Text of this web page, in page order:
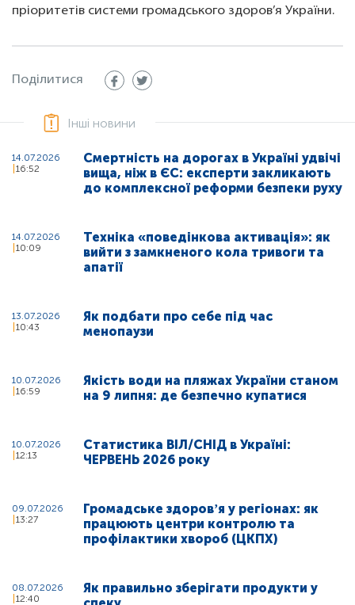
пріоритетів системи громадського здоров’я України.
Поділитися
Інші новини
14.07.2026
16:52
Смертність на дорогах в Україні удвічі
вища, ніж в ЄС: експерти закликають
до комплексної реформи безпеки руху
14.07.2026
10:09
Техніка «поведінкова активація»: як
вийти з замкненого кола тривоги та
апатії
13.07.2026
10:43
Як подбати про себе під час
менопаузи
10.07.2026
16:59
Якість води на пляжах України станом
на 9 липня: де безпечно купатися
10.07.2026
12:13
Статистика ВІЛ/СНІД в Україні:
ЧЕРВЕНЬ 2026 року
09.07.2026
13:27
Громадське здоровʼя у регіонах: як
працюють центри контролю та
профілактики хвороб (ЦКПХ)
08.07.2026
12:40
Як правильно зберігати продукти у